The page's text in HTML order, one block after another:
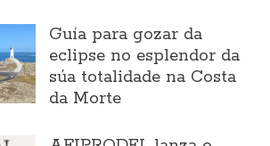
Guía para gozar da
eclipse no esplendor da
súa totalidade na Costa
da Morte